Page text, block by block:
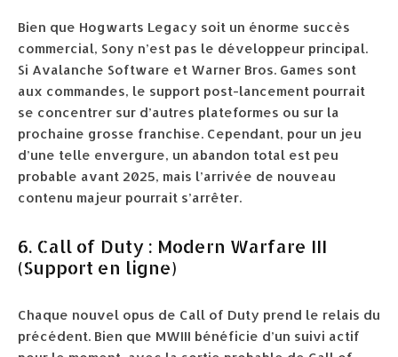
Bien que Hogwarts Legacy soit un énorme succès
commercial, Sony n’est pas le développeur principal.
Si Avalanche Software et Warner Bros. Games sont
aux commandes, le support post-lancement pourrait
se concentrer sur d’autres plateformes ou sur la
prochaine grosse franchise. Cependant, pour un jeu
d’une telle envergure, un abandon total est peu
probable avant 2025, mais l’arrivée de nouveau
contenu majeur pourrait s’arrêter.
6. Call of Duty : Modern Warfare III
(Support en ligne)
Chaque nouvel opus de Call of Duty prend le relais du
précédent. Bien que MWIII bénéficie d’un suivi actif